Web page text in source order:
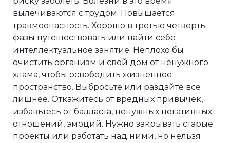
вылечиваются с трудом. Повышается
травмоопасность. Хорошо в третью четверть
фазы путешествовать или найти себе
интеллектуальное занятие. Неплохо бы
очистить организм и свой дом от ненужного
хлама, чтобы освободить жизненное
пространство. Выбросьте или раздайте все
лишнее. Откажитесь от вредных привычек,
избавьтесь от балласта, ненужных негативных
отношений, эмоций. Нужно закрывать старые
проекты или работать над ними, но нельзя